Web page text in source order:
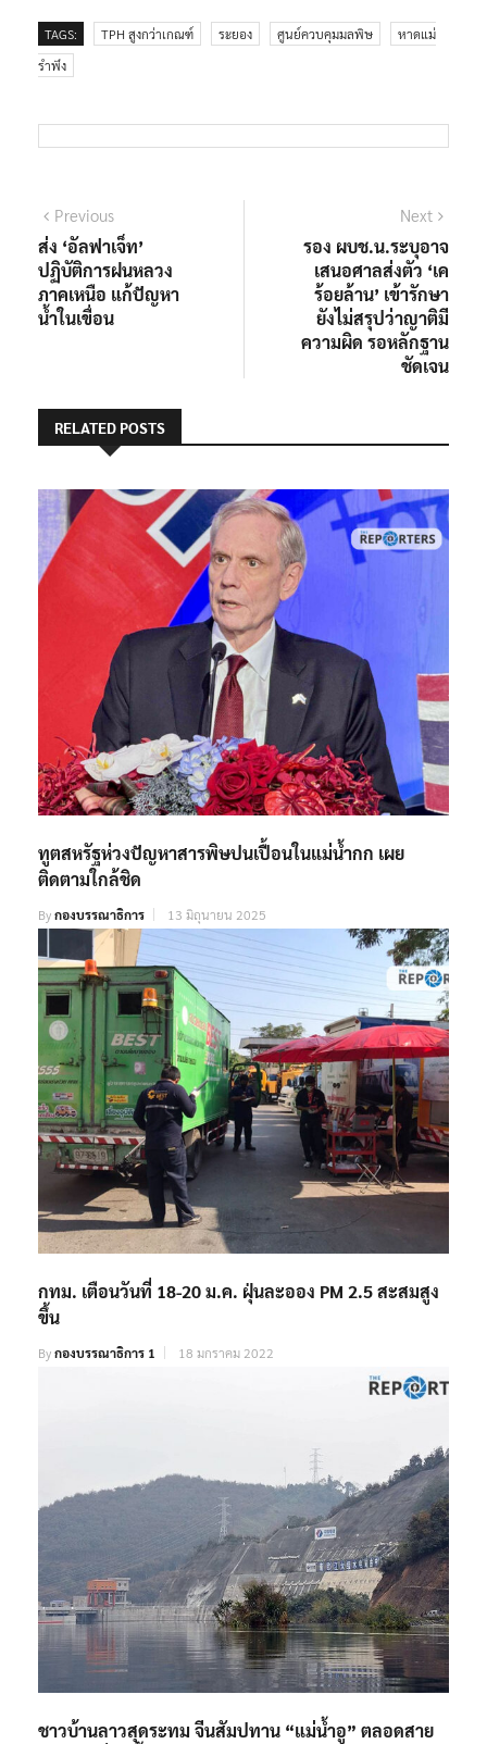
TAGS: TPH สูงกว่าเกณฑ์ ระยอง ศูนย์ควบคุมมลพิษ
หาดแม่
รำพึง
แนะแนว
เรื่อง
PreviousPrevious
post:
ส่ง ‘อัลฟาเจ็ท’
ปฏิบัติการฝนหลวง
ภาคเหนือ แก้ปัญหา
น้ำในเขื่อน
Next
post:
รอง ผบช.น.ระบุอาจ
เสนอศาลส่งตัว ‘เค
ร้อยล้าน’ เข้ารักษา
ยังไม่สรุปว่าญาติมี
ความผิด รอหลักฐาน
ชัดเจน
RELATED POSTS
ทูตสหรัฐห่วงปัญหาสารพิษปนเปื้อนในแม่น้ำกก เผย
ติดตามใกล้ชิด
Byกองบรรณาธิการ 13 มิถุนายน 2025
กทม. เตือนวันที่ 18-20 ม.ค. ฝุ่นละออง PM 2.5 สะสมสูง
ขึ้น
Byกองบรรณาธิการ 1 18 มกราคม 2022
ชาวบ้านลาวสุดระทม จีนสัมปทาน “แม่น้ำอู” ตลอดสาย